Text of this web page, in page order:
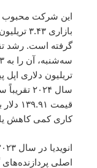
این شرکت محبوب
بازاری
تریلیون دلاری اپل
سال
قیمت
کاری کمی کاهش